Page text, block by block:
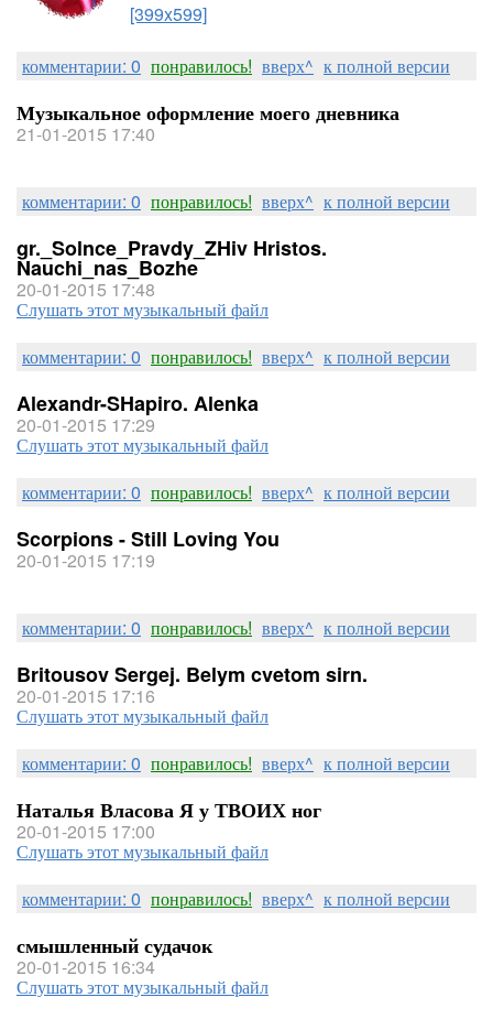
[399x599]
комментарии: 0 понравилось! вверх^ к полной версии
Музыкальное оформление моего дневника
21-01-2015 17:40
комментарии: 0 понравилось! вверх^ к полной версии
gr._Solnce_Pravdy_ZHiv Hristos.
Nauchi_nas_Bozhe
20-01-2015 17:48
Слушать этот музыкальный файл
комментарии: 0 понравилось! вверх^ к полной версии
Alexandr-SHapiro. Alenka
20-01-2015 17:29
Слушать этот музыкальный файл
комментарии: 0 понравилось! вверх^ к полной версии
Scorpions - Still Loving You
20-01-2015 17:19
комментарии: 0 понравилось! вверх^ к полной версии
Britousov Sergej. Belym cvetom sirn.
20-01-2015 17:16
Слушать этот музыкальный файл
комментарии: 0 понравилось! вверх^ к полной версии
Наталья Власова Я у ТВОИХ ног
20-01-2015 17:00
Слушать этот музыкальный файл
комментарии: 0 понравилось! вверх^ к полной версии
смышленный судачок
20-01-2015 16:34
Слушать этот музыкальный файл